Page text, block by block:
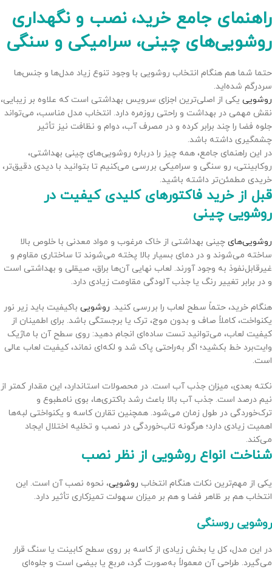
راهنمای جامع خرید، نصب و نگهداری
روشویی‌های چینی، سرامیکی و سنگی
حتما شما هم هنگام انتخاب روشویی با وجود تنوع زیاد مدل‌ها و جنس‌ها
سردرگم شده‌اید.
روشویی یکی از اصلی‌ترین اجزای سرویس بهداشتی است که علاوه بر زیبایی،
نقش مهمی در بهداشت و راحتی روزمره دارد. انتخاب مدل مناسب، می‌تواند
جلوه فضا را چند برابر کرده و در مصرف آب، دوام و نظافت نیز تأثیر
چشمگیری داشته باشد.
در این راهنمای جامع، همه چیز را درباره روشویی‌های چینی بهداشتی،
روکابینتی، رو سنگی و سرامیکی بررسی می‌کنیم تا بتوانید با دیدی دقیق‌تر،
خریدی مطمئن‌تر داشته باشید.
قبل از خرید فاکتورهای کلیدی کیفیت در
روشویی چینی
روشویی‌های چینی بهداشتی از خاک مرغوب و مواد معدنی با خلوص بالا
ساخته می‌شوند و در دمای بسیار بالا پخته می‌شوند تا ساختاری مقاوم و
غیرقابل‌نفوذ به وجود آورند. لعاب نهایی آن‌ها براق، صیقلی و بهداشتی است
و در برابر تغییر رنگ یا جذب آلودگی مقاومت زیادی دارد.
هنگام خرید، حتماً سطح لعاب را بررسی کنید. روشویی باکیفیت باید زیر نور
یکنواخت، کاملاً صاف و بدون موج، ترک یا برجستگی باشد. برای اطمینان از
کیفیت لعاب، می‌توانید تست ساده‌ای انجام دهید: روی سطح آن با ماژیک
وایت‌برد خط بکشید؛ اگر به‌راحتی پاک شد و لکه‌ای نماند، کیفیت لعاب عالی
است.
نکته بعدی، میزان جذب آب است. در محصولات استاندارد، این مقدار کمتر از
نیم درصد است. جذب آب بالا باعث رشد باکتری‌ها، بوی نامطبوع و
ترک‌خوردگی در طول زمان می‌شود. همچنین تقارن کاسه و یکنواختی لبه‌ها
اهمیت زیادی دارد؛ هرگونه تاب‌خوردگی در نصب و تخلیه اختلال ایجاد
می‌کند.
شناخت انواع روشویی از نظر نصب
یکی از مهم‌ترین نکات هنگام انتخاب روشویی، نحوه نصب آن است. این
انتخاب هم بر ظاهر فضا و هم بر میزان سهولت تمیزکاری تأثیر دارد.
روشویی روسنگی
در این مدل، کل یا بخش زیادی از کاسه بر روی سطح کابینت یا سنگ قرار
می‌گیرد. طراحی آن معمولاً به‌صورت گرد، مربع یا بیضی است و جلوه‌ای